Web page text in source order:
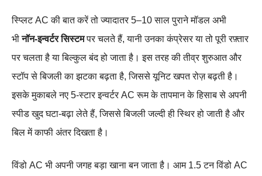
स्प्लिट AC की बात करें तो ज्यादातर 5–10 साल पुराने मॉडल अभी
भीनॉन‑इन्वर्टर सिस्टमपर चलते हैं, यानी उनका कंप्रेसर या तो पूरी रफ़्तार
पर चलता है या बिल्कुल बंद हो जाता है। इस तरह की तीव्र शुरुआत और
स्टॉप से बिजली का झटका बढ़ता है, जिससे यूनिट खपत रोज़ बढ़ती है।
इसके मुकाबले नए 5‑स्टार इन्वर्टर AC रूम के तापमान के हिसाब से अपनी
स्पीड खुद घटा‑बढ़ा लेते हैं, जिससे बिजली जल्दी ही स्थिर हो जाती है और
बिल में काफी अंतर दिखता है।
विंडो AC भी अपनी जगह बड़ा खाना बन जाता है। आम 1.5 टन विंडो AC